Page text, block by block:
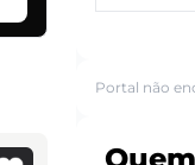
Portal não